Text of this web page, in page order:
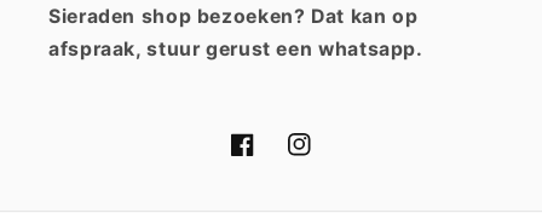
Sieraden shop bezoeken? Dat kan op
afspraak, stuur gerust een whatsapp.
FacebookInstagram